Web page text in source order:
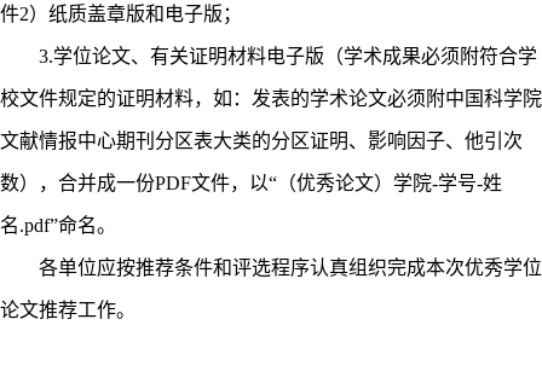
件2）纸质盖章版和电子版；
3.学位论文、有关证明材料电子版（学术成果必须附符合学
校文件规定的证明材料，如：发表的学术论文必须附中国科学院
文献情报中心期刊分区表大类的分区证明、影响因子、他引次
数），合并成一份PDF文件，以“（优秀论文）学院-学号-姓
名.pdf”命名。
各单位应按推荐条件和评选程序认真组织完成本次优秀学位
论文推荐工作。